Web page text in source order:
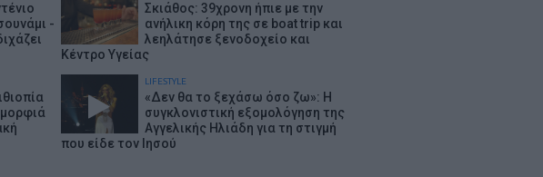
-
Σκιάθος: 39χρονη ήπιε με την
ανήλικη κόρη της σε boat trip και
λεηλάτησε ξενοδοχείο και
Κέντρο Υγείας
LIFESTYLE
«Δεν θα το ξεχάσω όσο ζω»: Η
συγκλονιστική εξομολόγηση της
Αγγελικής Ηλιάδη για τη στιγμή
που είδε τον Ιησού